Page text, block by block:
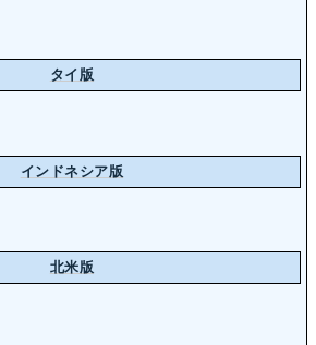
タイ版
インドネシア版
北米版